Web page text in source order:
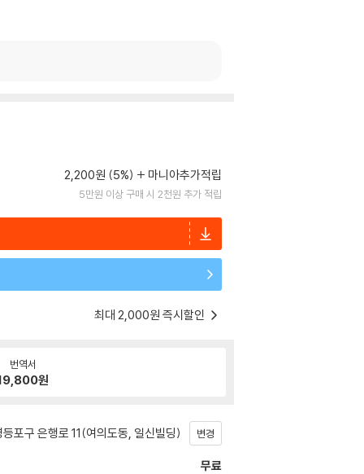
2,200원 (5%) 마니아추가적립
5만원 이상 구매 시 2천원 추가 적립
최대 2,000원 즉시할인
번역서
원
포구 은행로 11(여의도동, 일신빌딩) 변경
무료